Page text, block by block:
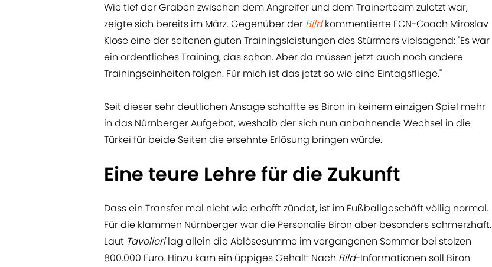
Wie tief der Graben zwischen dem Angreifer und dem Trainerteam zuletzt war,
zeigte sich bereits im März. Gegenüber der Bild kommentierte FCN-Coach Miroslav
Klose eine der seltenen guten Trainingsleistungen des Stürmers vielsagend: "Es war
ein ordentliches Training, das schon. Aber da müssen jetzt auch noch andere
Trainingseinheiten folgen. Für mich ist das jetzt so wie eine Eintagsfliege."
Seit dieser sehr deutlichen Ansage schaffte es Biron in keinem einzigen Spiel mehr
in das Nürnberger Aufgebot, weshalb der sich nun anbahnende Wechsel in die
Türkei für beide Seiten die ersehnte Erlösung bringen würde.
Eine teure Lehre für die Zukunft
Dass ein Transfer mal nicht wie erhofft zündet, ist im Fußballgeschäft völlig normal.
Für die klammen Nürnberger war die Personalie Biron aber besonders schmerzhaft.
Laut Tavolierilag allein die Ablösesumme im vergangenen Sommer bei stolzen
800.000 Euro. Hinzu kam ein üppiges Gehalt: Nach Bild-Informationen soll Biron